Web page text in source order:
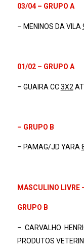
03/04 – GRUPO A
– MENINOS DA VILA
01/02 – GRUPO A
– GUAIRA CC3X2
– GRUPO B
– PAMAG/JD YARA
MASCULINO LIVRE
GRUPO B
– CARVALHO
PRODUTOS